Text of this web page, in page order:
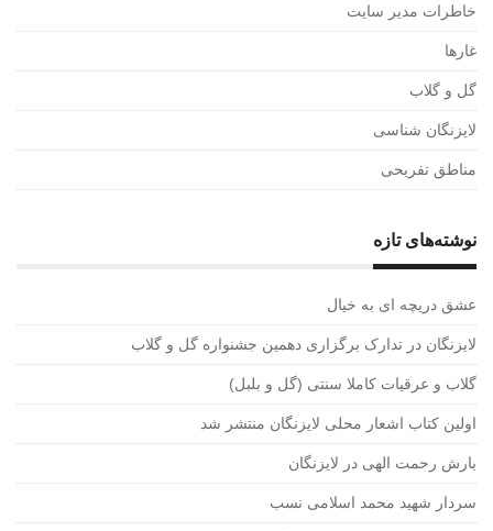
خاطرات مدیر سایت
غارها
گل و گلاب
لایزنگان شناسی
مناطق تفریحی
نوشته‌های تازه
عشق دریچه ای به خیال
لایزنگان در تدارک برگزاری دهمین جشنواره گل و گلاب
گلاب و عرقیات کاملا سنتی (گل و بلبل)
اولین کتاب اشعار محلی لایزنگان منتشر شد
بارش رحمت الهی در لایزنگان
سردار شهید محمد اسلامی نسب